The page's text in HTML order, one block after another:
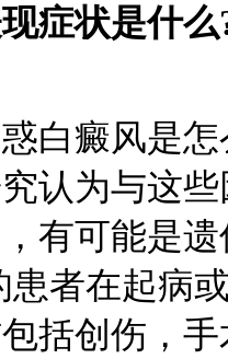
状是什么
癜风是怎
认为与这
有可能是
患者在起病
括创伤，